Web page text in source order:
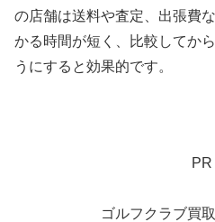
の店舗は送料や査定、出張費
かる時間が短く、比較してか
うにすると効果的です。
PR
ゴルフクラブ買